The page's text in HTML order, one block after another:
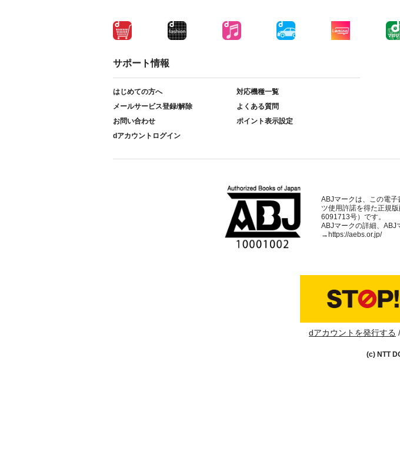
サポート情報
はじめての方へ
対応機種一覧
メールサービス登録/解除
よくある質問
お問い合わせ
ポイント表示設定
dアカウントログイン
ABJマークは、この電
ツ使用許諾を得た正規
6091713号）です。
ABJマークの詳細、ABJ
→ https://aebs.or.jp/
dアカウントを発行する
(c) NTT